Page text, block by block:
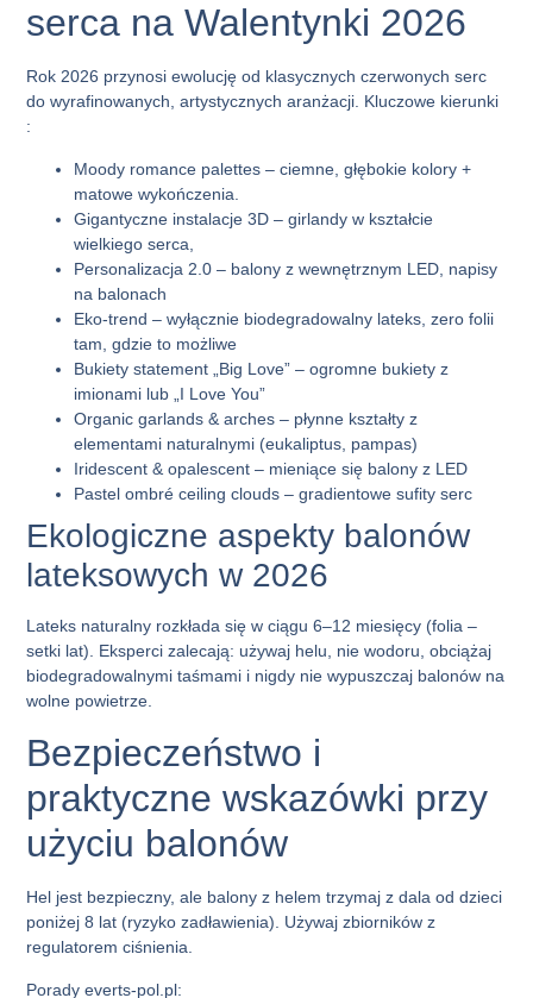
serca na Walentynki 2026
Rok 2026 przynosi ewolucję od klasycznych czerwonych serc
do wyrafinowanych, artystycznych aranżacji. Kluczowe kierunki
:
Moody romance palettes – ciemne, głębokie kolory +
matowe wykończenia.
Gigantyczne instalacje 3D – girlandy w kształcie
wielkiego serca,
Personalizacja 2.0 – balony z wewnętrznym LED, napisy
na balonach
Eko-trend – wyłącznie biodegradowalny lateks, zero folii
tam, gdzie to możliwe
Bukiety statement „Big Love” – ogromne bukiety z
imionami lub „I Love You”
Organic garlands & arches – płynne kształty z
elementami naturalnymi (eukaliptus, pampas)
Iridescent & opalescent – mieniące się balony z LED
Pastel ombré ceiling clouds – gradientowe sufity serc
Ekologiczne aspekty balonów
lateksowych w 2026
Lateks naturalny rozkłada się w ciągu 6–12 miesięcy (folia –
setki lat). Eksperci zalecają: używaj helu, nie wodoru, obciążaj
biodegradowalnymi taśmami i nigdy nie wypuszczaj balonów na
wolne powietrze.
Bezpieczeństwo i
praktyczne wskazówki przy
użyciu balonów
Hel jest bezpieczny, ale balony z helem trzymaj z dala od dzieci
poniżej 8 lat (ryzyko zadławienia). Używaj zbiorników z
regulatorem ciśnienia.
Porady everts-pol.pl: